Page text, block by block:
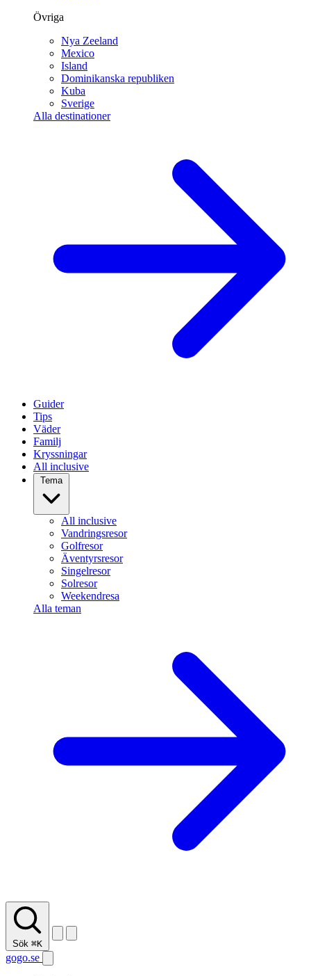
Övriga
Nya Zeeland
Mexico
Island
Dominikanska republiken
Kuba
Sverige
Alla destinationer
Guider
Tips
Väder
Familj
Kryssningar
All inclusive
Tema
All inclusive
Vandringsresor
Golfresor
Äventyrsresor
Singelresor
Solresor
Weekendresa
Alla teman
Sök ⌘K
gogo.se